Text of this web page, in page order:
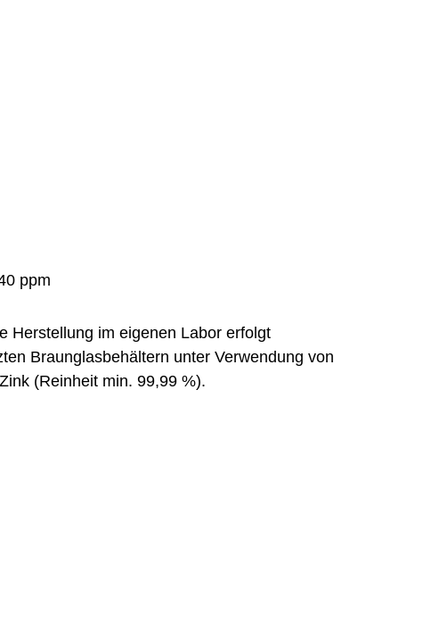
Herstellung im eigenen Labor erfolgt
Braunglasbehältern unter Verwendung von
(Reinheit min. 99,99 %).